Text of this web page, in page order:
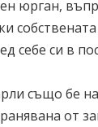
юрган,
себе си в
също бе